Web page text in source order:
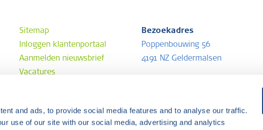
and ads, to provide social media features and to analyse our traffic.
use of our site with our social media, advertising and analytics
Sitemap
Inloggen klantenportaal
Aanmelden nieuwsbrief
Vacatures
Bezoekadres
Poppenbouwing 56
4191 NZ Geldermalsen
4190 CE Geldermalsen